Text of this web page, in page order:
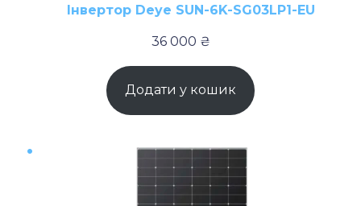
Інвертор Deye SUN-6K-SG03LP1-EU
36 000 ₴
Додати у кошик